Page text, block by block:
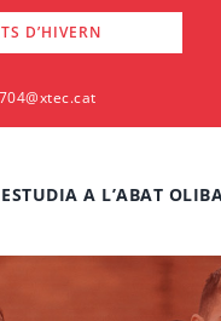
D’HIVERN
ESTUDIA A L’ABAT